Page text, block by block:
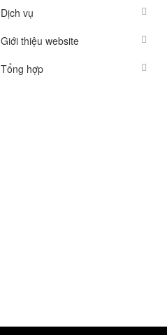
Dịch vụ
Giới thiệu website
Tổng hợp